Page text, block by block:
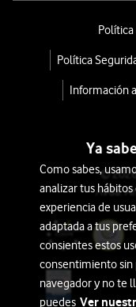
Política
Política
Información
© 2026
Avda.
Ya
Como sabes,
analizar tus
experiencia de
adaptada a tus
consientes estos
consentimiento sin
navegador y no te
puedes Ver